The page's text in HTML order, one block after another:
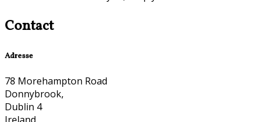
Contact
Adresse
78 Morehampton Road
Donnybrook,
Dublin 4